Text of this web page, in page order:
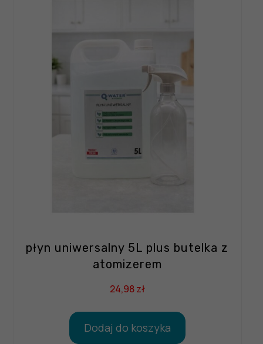
płyn uniwersalny 5L plus butelka z
atomizerem
24,98zł
Dodaj do koszyka